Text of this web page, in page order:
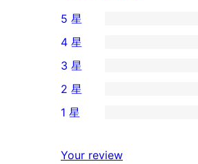
1
条
5
星
评
5 星
条
4
星
价
4 星
0
条
3
评
3 星
条
星
2 星
1 星
Your review